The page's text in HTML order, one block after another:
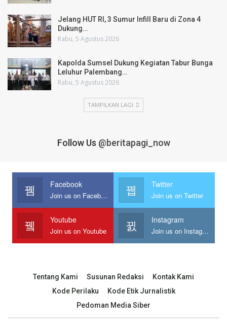
Jelang HUT RI, 3 Sumur Infill Baru di Zona 4
Dukung…
Rabu, 5 Agustus 2026
Kapolda Sumsel Dukung Kegiatan Tabur Bunga
Leluhur Palembang…
Rabu, 5 Agustus 2026
TAMPILKAN LAGI
Follow Us @beritapagi_now
Facebook
Join us on Facebook
Twitter
Join us on Twitter
Youtube
Join us on Youtube
Instagram
Join us on Instagram
Tentang Kami Susunan Redaksi
Kontak Kami
Kode Perilaku
Kode Etik Jurnalistik
Pedoman Media Siber